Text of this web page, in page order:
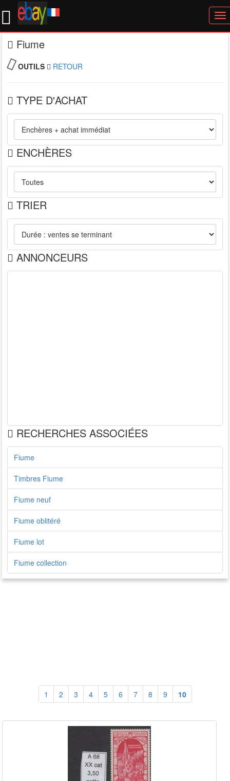
Fiume
OUTILS RETOUR
TYPE D'ACHAT
ENCHÈRES
TRIER
ANNONCEURS
RECHERCHES ASSOCIÉES
Fiume
Timbres Fiume
Fiume neuf
Fiume oblitéré
Fiume lot
Fiume collection
1 2 3 4 5 6 7 8 9 10